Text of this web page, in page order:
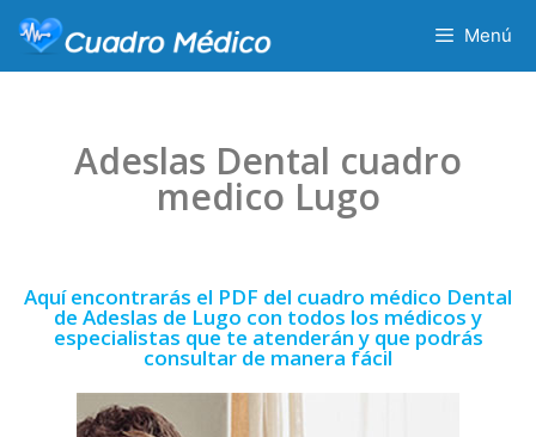
Menú
Adeslas Dental cuadro
medico Lugo
Aquí encontrarás el PDF del cuadro médico Dental
de Adeslas de Lugo con todos los médicos y
especialistas que te atenderán y que podrás
consultar de manera fácil